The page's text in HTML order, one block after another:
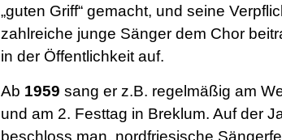
„guten Griff“ gemacht, und seine
zahlreiche junge Sänger dem Chor
in der Öffentlichkeit auf.
Ab 1959 sang er z.B. regelmäßig am
und am 2. Festtag in Breklum. Auf der
beschloss man, nordfriesische